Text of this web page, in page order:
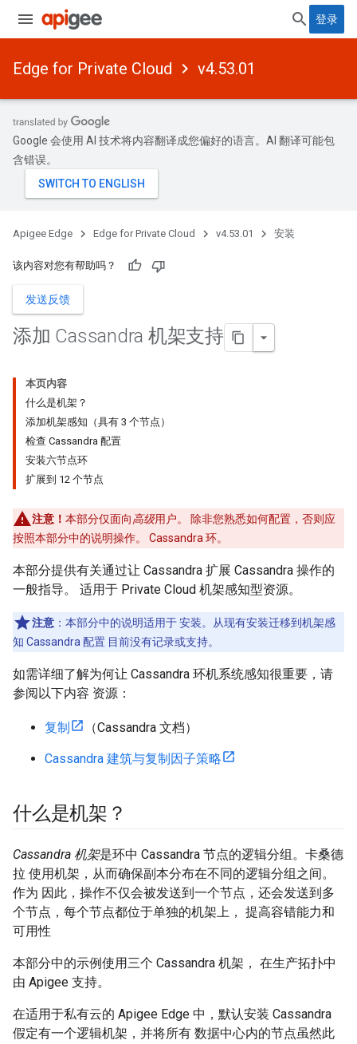
登录
Edge for Private Cloud v4.53.01
Google 会使用 AI 技术将内容翻译成您偏好的语言。AI 翻译可能包
含错误。
Apigee Edge Edge for Private Cloud v4.53.01 安装
该内容对您有帮助吗？
发送反馈
添加 Cassandra 机架支持
本页内容
什么是机架？
添加机架感知（具有 3 个节点）
检查 Cassandra 配置
安装六节点环
扩展到 12 个节点
注意！ 本部分仅面向高级用户。 除非您熟悉如何配置，否则应
按照本部分中的说明操作。 Cassandra 环。
本部分提供有关通过让 Cassandra 扩展 Cassandra 操作的
一般指导。 适用于 Private Cloud 机架感知型资源。
注意 ：本部分中的说明适用于 安装。从现有安装迁移到机架感
知 Cassandra 配置 目前没有记录或支持。
如需详细了解为何让 Cassandra 环机系统感知很重要，请
参阅以下内容 资源：
复制 （Cassandra 文档）
Cassandra 建筑与复制因子策略
什么是机架？
Cassandra 机架是环中 Cassandra 节点的逻辑分组。卡桑德
拉 使用机架，从而确保副本分布在不同的逻辑分组之间。
作为 因此，操作不仅会被发送到一个节点，还会发送到多
个节点，每个节点都位于单独的机架上， 提高容错能力和
可用性
本部分中的示例使用三个 Cassandra 机架， 在生产拓扑中
由 Apigee 支持。
在适用于私有云的 Apigee Edge 中，默认安装 Cassandra
假定有一个逻辑机架，并将所有 数据中心内的节点虽然此